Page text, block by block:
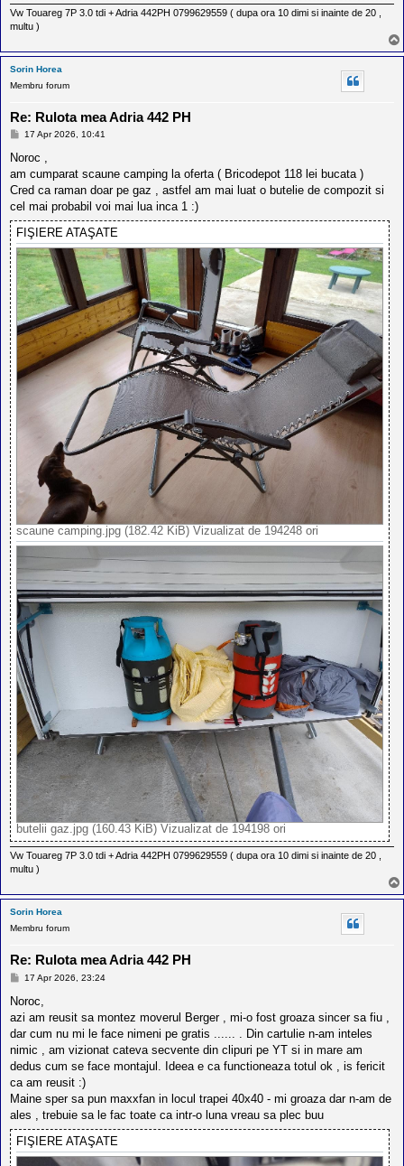
Vw Touareg 7P 3.0 tdi + Adria 442PH 0799629559 ( dupa ora 10 dimi si inainte de 20 ,
multu )
Sorin Horea
Membru forum
Re: Rulota mea Adria 442 PH
M
s
j
17 Apr 2026, 10:41
Noroc ,
am cumparat scaune camping la oferta ( Bricodepot 118 lei bucata )
Cred ca raman doar pe gaz , astfel am mai luat o butelie de compozit si
cel mai probabil voi mai lua inca 1 :)
FIŞIERE ATAŞATE
scaune camping.jpg (182.42 KiB) Vizualizat de 194248 ori
butelii gaz.jpg (160.43 KiB) Vizualizat de 194198 ori
Vw Touareg 7P 3.0 tdi + Adria 442PH 0799629559 ( dupa ora 10 dimi si inainte de 20 ,
multu )
Sorin Horea
Membru forum
Re: Rulota mea Adria 442 PH
M
s
j
17 Apr 2026, 23:24
Noroc,
azi am reusit sa montez moverul Berger , mi-o fost groaza sincer sa fiu ,
dar cum nu mi le face nimeni pe gratis ...... . Din cartulie n-am inteles
nimic , am vizionat cateva secvente din clipuri pe YT si in mare am
dedus cum se face montajul. Ideea e ca functioneaza totul ok , is fericit
ca am reusit :)
Maine sper sa pun maxxfan in locul trapei 40x40 - mi groaza dar n-am de
ales , trebuie sa le fac toate ca intr-o luna vreau sa plec buu
FIŞIERE ATAŞATE